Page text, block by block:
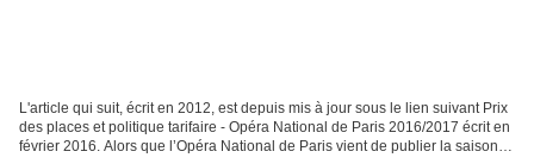
L'article qui suit, écrit en 2012, est depuis mis à jour sous le lien suivant Prix
des places et politique tarifaire - Opéra National de Paris 2016/2017 écrit en
février 2016. Alors que l’Opéra National de Paris vient de publier la saison